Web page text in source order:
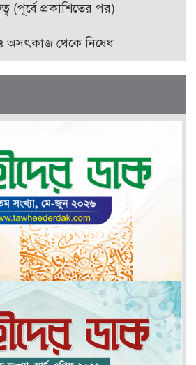
(পূর্বে প্রকাশিতের পর)
থেকে নিষেধ